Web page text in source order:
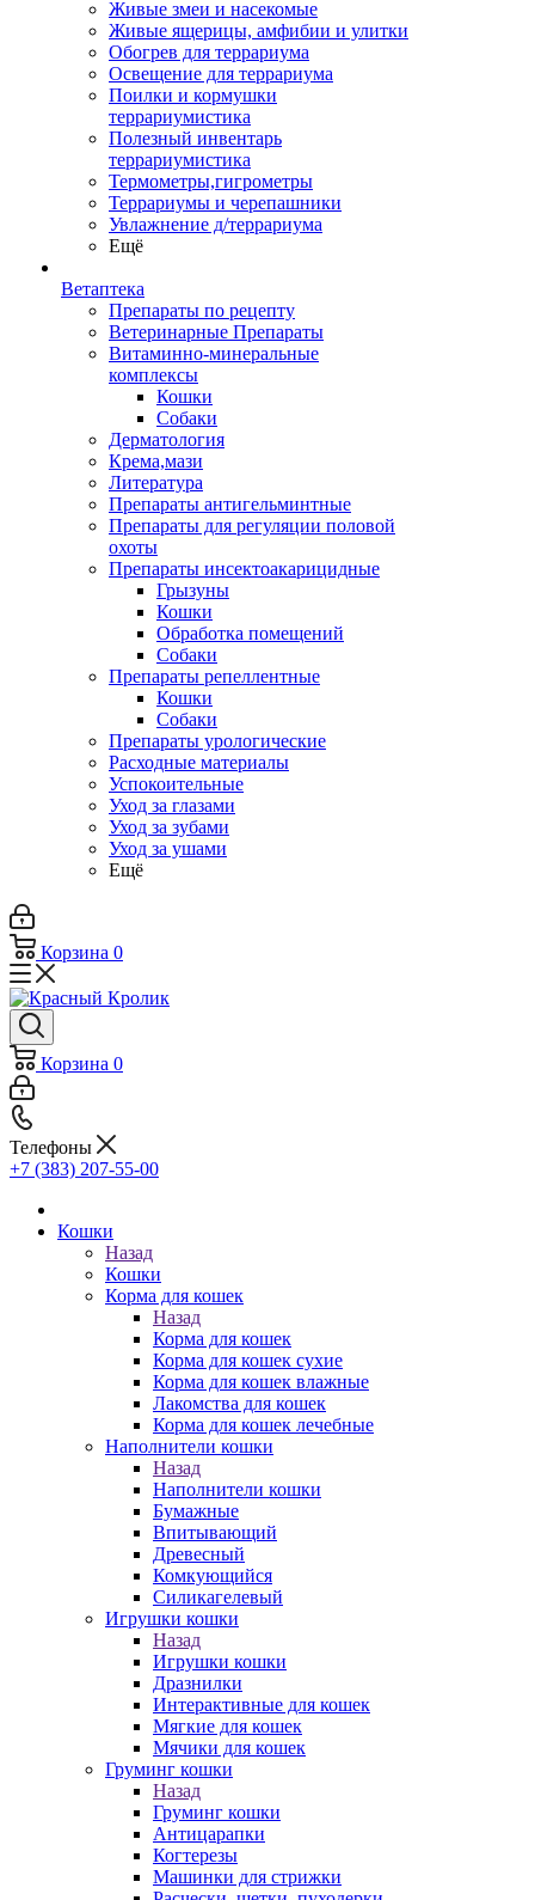
Живые змеи и насекомые
Живые ящерицы, амфибии и улитки
Обогрев для террариума
Освещение для террариума
Поилки и кормушки
террариумистика
Полезный инвентарь
террариумистика
Термометры,гигрометры
Террариумы и черепашники
Увлажнение д/террариума
Ещё
Ветаптека
Препараты по рецепту
Ветеринарные Препараты
Витаминно-минеральные
комплексы
Кошки
Собаки
Дерматология
Крема,мази
Литература
Препараты антигельминтные
Препараты для регуляции половой
охоты
Препараты инсектоакарицидные
Грызуны
Кошки
Обработка помещений
Собаки
Препараты репеллентные
Кошки
Собаки
Препараты урологические
Расходные материалы
Успокоительные
Уход за глазами
Уход за зубами
Уход за ушами
Ещё
Корзина 0
Корзина 0
Телефоны
+7 (383) 207-55-00
Кошки
Назад
Кошки
Корма для кошек
Назад
Корма для кошек
Корма для кошек сухие
Корма для кошек влажные
Лакомства для кошек
Корма для кошек лечебные
Наполнители кошки
Назад
Наполнители кошки
Бумажные
Впитывающий
Древесный
Комкующийся
Силикагелевый
Игрушки кошки
Назад
Игрушки кошки
Дразнилки
Интерактивные для кошек
Мягкие для кошек
Мячики для кошек
Груминг кошки
Назад
Груминг кошки
Антицарапки
Когтерезы
Машинки для стрижки